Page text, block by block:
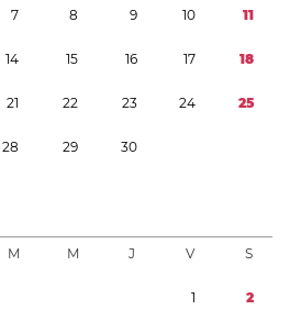
7 8 9 10 11
14 15 16 17 18
21 22 23 24 25
28 29 30
M M J V S
1 2